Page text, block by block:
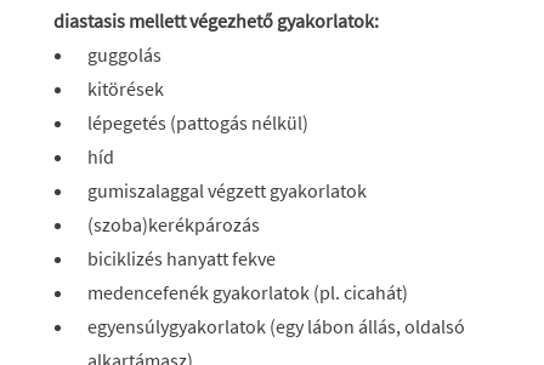
diastasis mellett végezhető gyakorlatok:
guggolás
kitörések
lépegetés (pattogás nélkül)
híd
gumiszalaggal végzett gyakorlatok
(szoba)kerékpározás
biciklizés hanyatt fekve
medencefenék gyakorlatok (pl. cicahát)
egyensúlygyakorlatok (egy lábon állás, oldalsó
alkartámasz)